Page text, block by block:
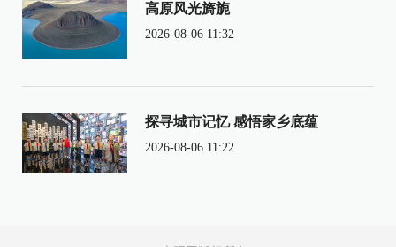
高原风光旖旎
2026-08-06 11:32
探寻城市记忆 感悟家乡底蕴
2026-08-06 11:22